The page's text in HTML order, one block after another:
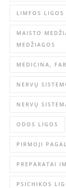
LIMFOS LIGOS
MAISTO
MEDŽIAGOS
MEDICINA,
NERVŲ
NERVŲ
ODOS LIGOS
PIRMOJI
PREPARATAI
PSICHIKOS